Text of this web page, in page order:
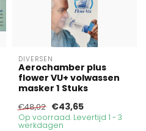
DIVERSEN
Aerochamber plus
flower VU+ volwassen
masker 1 Stuks
€48,02 €43,65
Op voorraad. Levertijd 1 - 3
werkdagen